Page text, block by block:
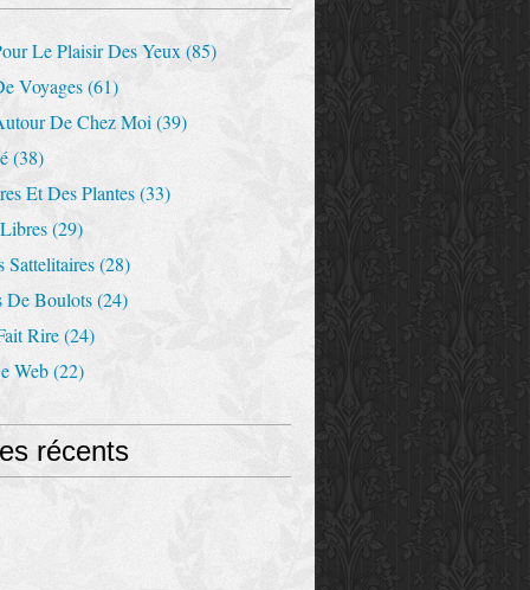
Le Plaisir Des Yeux (85)
Voyages(61)
De Chez Moi (39)
(38)
Et Des Plantes(33)
(29)
Sattelitaires(28)
De Boulots(24)
Rire(24)
Web(22)
récents